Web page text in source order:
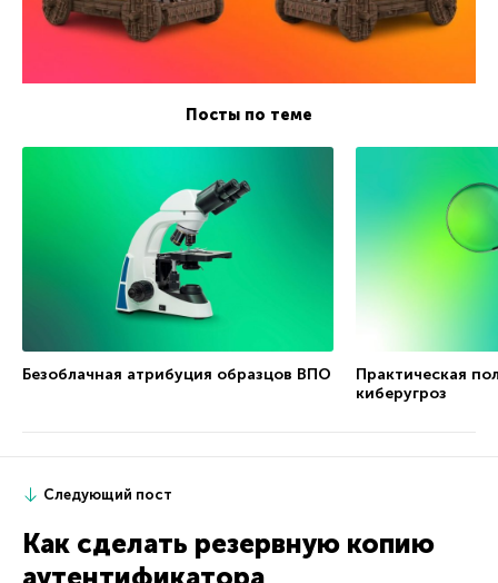
Посты по теме
Безоблачная атрибуция образцов ВПО
Практическая
киберугроз
Следующий пост
Как сделать резервную копию